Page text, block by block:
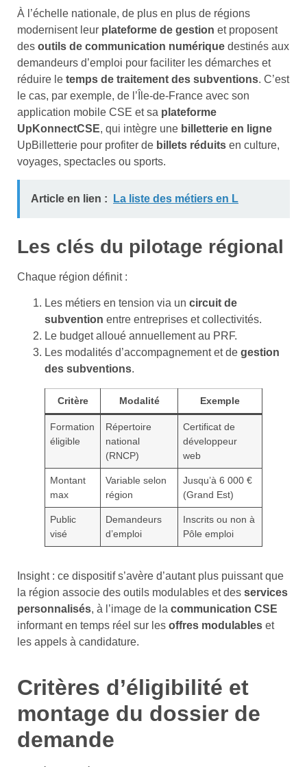
À l’échelle nationale, de plus en plus de régions
modernisent leur plateforme de gestion et proposent
des outils de communication numérique destinés aux
demandeurs d’emploi pour faciliter les démarches et
réduire le temps de traitement des subventions. C’est
le cas, par exemple, de l’Île-de-France avec son
application mobile CSE et sa plateforme
UpKonnectCSE, qui intègre une billetterie en ligne
UpBilletterie pour profiter de billets réduits en culture,
voyages, spectacles ou sports.
Article en lien : La liste des métiers en L
Les clés du pilotage régional
Chaque région définit :
Les métiers en tension via un circuit de
subvention entre entreprises et collectivités.
Le budget alloué annuellement au PRF.
Les modalités d’accompagnement et de gestion
des subventions.
Critère Modalité Exemple
Formation
éligible
Répertoire
national
(RNCP)
Certificat de
développeur
web
Montant
max
Variable selon
région
Jusqu’à 6 000 €
(Grand Est)
Public
visé
Demandeurs
d’emploi
Inscrits ou non à
Pôle emploi
Insight : ce dispositif s’avère d’autant plus puissant que
la région associe des outils modulables et des services
personnalisés, à l’image de la communication CSE
informant en temps réel sur les offres modulables et
les appels à candidature.
Critères d’éligibilité et
montage du dossier de
demande